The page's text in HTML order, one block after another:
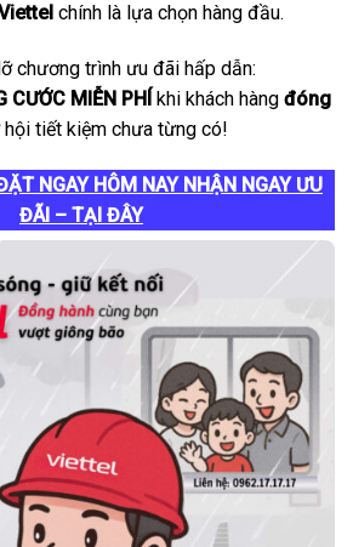
chính là lựa chọn hàng đầu.
chương trình ưu đãi hấp dẫn:
CƯỚC MIỄN PHÍ khi khách hàng đóng
hội tiết kiệm chưa từng có!
NGAY HÔM NAY NHẬN NGAY ƯU
ĐÃI – TẠI ĐÂY